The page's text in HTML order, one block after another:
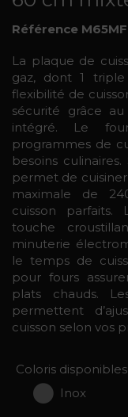
Référence M65MF
La plaque de
gaz, dont 1
flexibilité de
sécurité grâce
intégré. Le
programmes de
besoins
permet de
maximale de
cuisson
touche
minuterie
le temps de
pour fours
plats chauds.
permettent
cuisson selon vos
Coloris disponibles
Inox